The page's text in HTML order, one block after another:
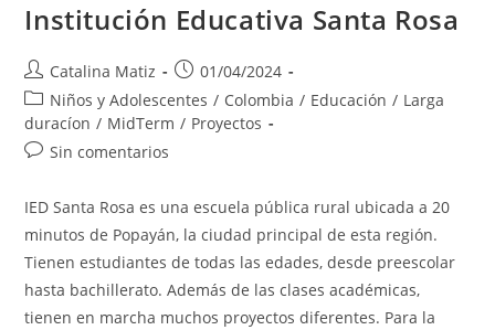
Institución Educativa Santa Rosa
Autor
de
la
entrada:
Catalina Matiz
Publicación
de
la
01/04/2024
Categoría
de
la
Niños y Adolescentes / Colombia / Educación / Larga
duracíon / MidTerm / Proyectos
Comentarios
la
Sin comentarios
IED Santa Rosa es una escuela pública rural ubicada a 20
minutos de Popayán, la ciudad principal de esta región.
Tienen estudiantes de todas las edades, desde preescolar
hasta bachillerato. Además de las clases académicas,
tienen en marcha muchos proyectos diferentes. Para la